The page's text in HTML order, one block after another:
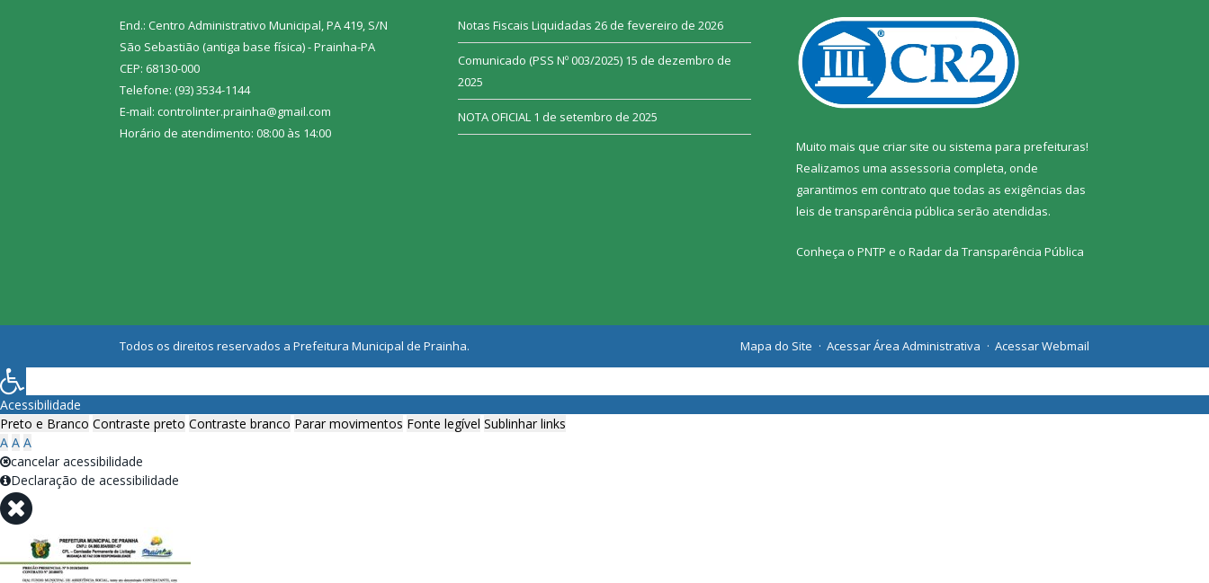
End.: Centro Administrativo Municipal, PA 419, S/N
São Sebastião (antiga base física) - Prainha-PA
CEP: 68130-000
Telefone: (93) 3534-1144
E-mail: controlinter.prainha@gmail.com
Horário de atendimento: 08:00 às 14:00
Notas Fiscais Liquidadas 26 de fevereiro de 2026
Comunicado (PSS Nº 003/2025) 15 de dezembro de
2025
NOTA OFICIAL 1 de setembro de 2025
Muito mais que criar site ou sistema para prefeituras!
Realizamos uma assessoria completa, onde
garantimos em contrato que todas as exigências das
leis de transparência pública serão atendidas.
Conheça o PNTP e o Radar da Transparência Pública
Todos os direitos reservados a Prefeitura Municipal de Prainha. Mapa do Site Acessar Área Administrativa Acessar Webmail
Acessibilidade
Preto e Branco Contraste preto Contraste branco Parar movimentos Fonte legível Sublinhar links
A A A
cancelar acessibilidade
Declaração de acessibilidade